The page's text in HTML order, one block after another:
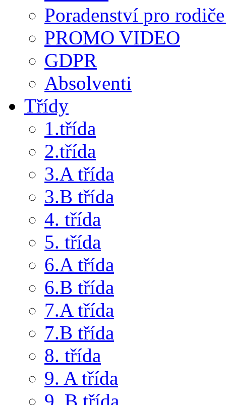
Poradenství pro
PROMO VIDEO
GDPR
Absolventi
Třídy
1.třída
2.třída
3.A třída
3.B třída
4. třída
5. třída
6.A třída
6.B třída
7.A třída
7.B třída
8. třída
9. A třída